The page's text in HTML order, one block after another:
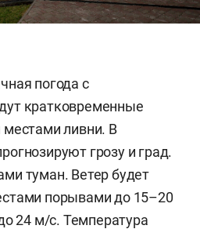
погода с
кратковременные
ливни. В
грозу и град.
туман. Ветер будет
порывами до 15–20
24 м/с. Температура